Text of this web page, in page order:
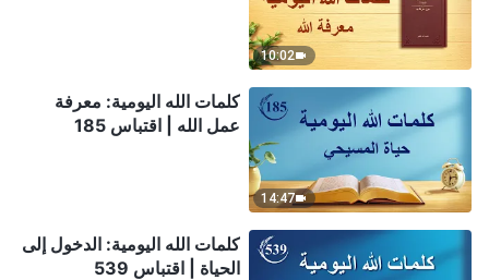
10:02
14:47
كلمات الله اليومية: معرفة
عمل الله | اقتباس 185
كلمات الله اليومية: الدخول إلى
الحياة | اقتباس 539